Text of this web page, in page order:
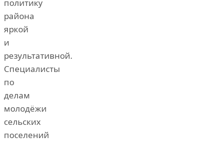
политику
района
яркой
и
результативной.
Специалисты
по
делам
молодёжи
сельских
поселений